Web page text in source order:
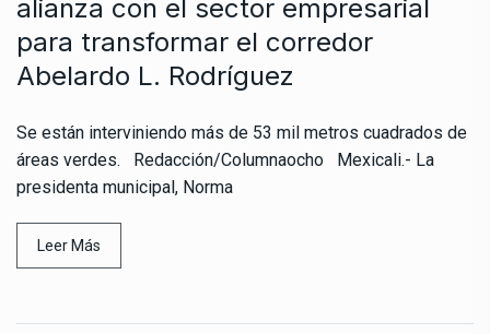
alianza con el sector empresarial
para transformar el corredor
Abelardo L. Rodríguez
Se están interviniendo más de 53 mil metros cuadrados de
áreas verdes. Redacción/Columnaocho Mexicali.- La
presidenta municipal, Norma
Leer Más